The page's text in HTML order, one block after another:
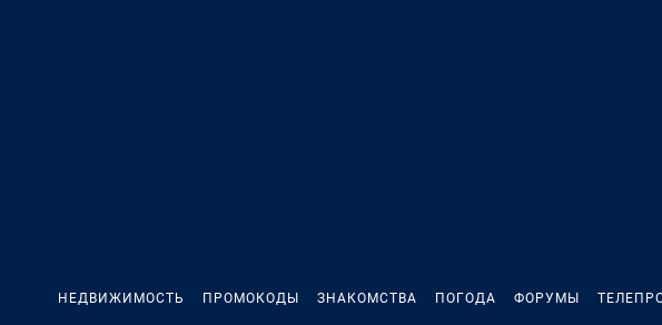
НЕДВИЖИМОСТЬ ПРОМОКОДЫ ЗНАКОМСТВА ПОГОДА ФОРУМЫ